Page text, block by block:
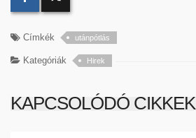
Címkék utánpótlás
Kategóriák Hirek
KAPCSOLÓDÓ CIKKEK